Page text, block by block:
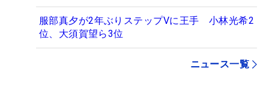
服部真夕が2年ぶりステップVに王手 小林光希2
位、大須賀望ら3位
ニュース一覧